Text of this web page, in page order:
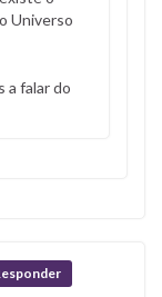
Universo
a falar do